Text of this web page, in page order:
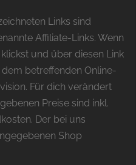
Links sind
Affiliate-Links. Wenn
und über diesen Link
betreffenden Online-
Für dich verändert
Preise sind inkl.
Der bei uns
Shop